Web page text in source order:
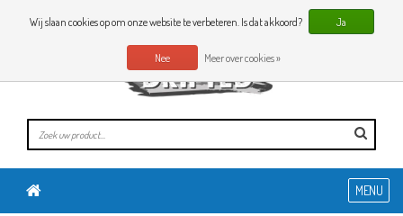
0 Artikelen
NL
MENU
Wij slaan cookies op om onze website te verbeteren. Is dat akkoord? Ja
Nee Meer over cookies »